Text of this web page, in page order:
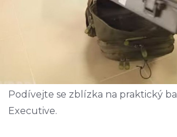
Podívejte se zblízka na praktický
Executive.